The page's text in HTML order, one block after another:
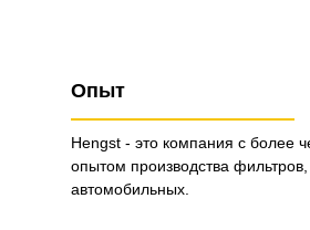
Опыт
Hengst - это компания с более
опытом производства
автомобильных.